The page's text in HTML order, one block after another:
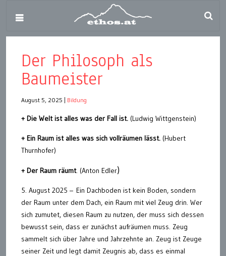
Der Philosoph als
Baumeister
August 5, 2025 Bildung
+ Die Welt ist alles was der Fall ist. (Ludwig Wittgenstein)
+ Ein Raum ist alles was sich vollräumen lässt. (Hubert
Thurnhofer)
+ Der Raum räumt. (Anton Edler)
5. August 2025 – Ein Dachboden ist kein Boden, sondern
der Raum unter dem Dach, ein Raum mit viel Zeug drin. Wer
sich zumutet, diesen Raum zu nutzen, der muss sich dessen
bewusst sein, dass er zunächst aufräumen muss. Zeug
sammelt sich über Jahre und Jahrzehnte an. Zeug ist Zeuge
seiner Zeit und legt damit Zeugnis ab, dass es einmal